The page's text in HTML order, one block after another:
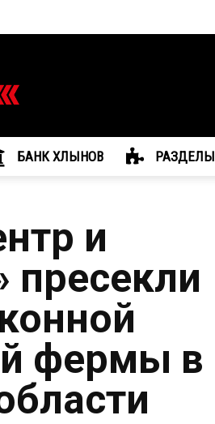
БАНК ХЛЫНОВ РАЗДЕЛЫ
и
пресекли
фермы в